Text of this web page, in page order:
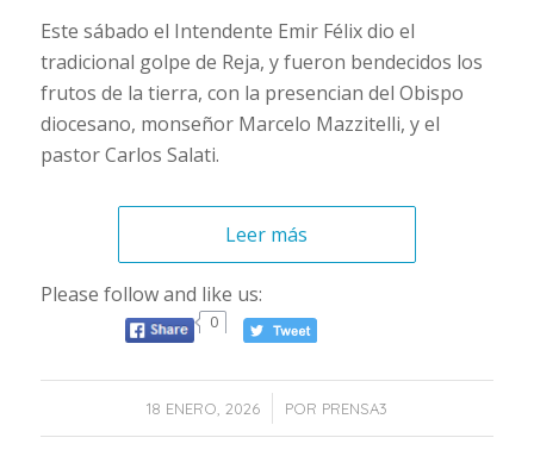
Este sábado el Intendente Emir Félix dio el
tradicional golpe de Reja, y fueron bendecidos los
frutos de la tierra, con la presencian del Obispo
diocesano, monseñor Marcelo Mazzitelli, y el
pastor Carlos Salati.
Leer más
Please follow and like us:
0
18 ENERO, 2026
/ POR PRENSA3